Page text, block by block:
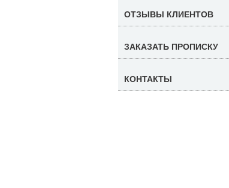
ОТЗЫВЫ КЛИЕНТОВ
ЗАКАЗАТЬ ПРОПИСКУ
КОНТАКТЫ